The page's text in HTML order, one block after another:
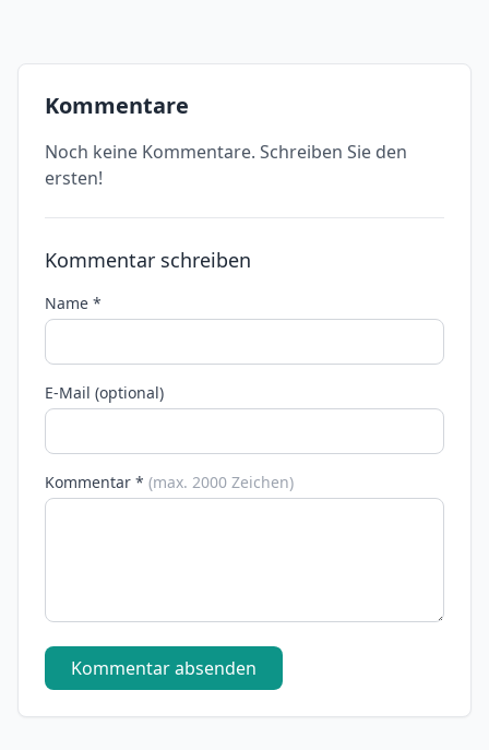
Kommentare
Noch keine Kommentare. Schreiben Sie den
ersten!
Kommentar schreiben
Name *
E-Mail (optional)
Kommentar * (max. 2000 Zeichen)
Kommentar absenden